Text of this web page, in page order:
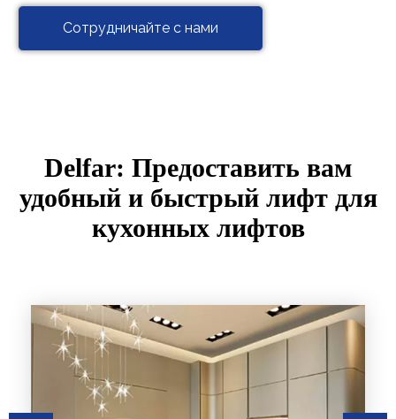
Сотрудничайте с нами
Delfar: Предоставить вам
удобный и быстрый лифт для
кухонных лифтов